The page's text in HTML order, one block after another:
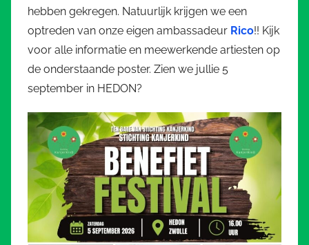
hebben gekregen. Natuurlijk krijgen we een
optreden van onze eigen ambassadeur Rico!! Kijk
voor alle informatie en meewerkende artiesten op
de onderstaande poster. Zien we jullie 5
september in HEDON?